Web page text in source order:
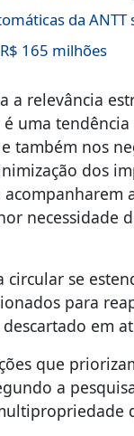
da
165 milhões
relevância
uma
também nos
dos
necessidade
se
para
em
que
a